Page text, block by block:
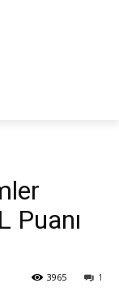
Puanı
1
3965